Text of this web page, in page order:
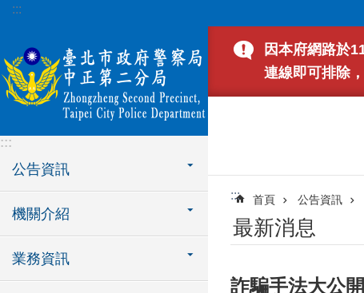
跳到主要內容區塊
:::
:::
公告資訊
機關介紹
業務資訊
因本府網路於
連線即可排除
::: 首頁 公告資訊
最新消息
詐騙手法大公